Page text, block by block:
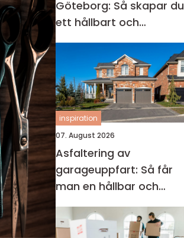
Göteborg: Så skapar du
ett hållbart och
modernt badrum
inspiration
07. August 2026
Asfaltering av
garageuppfart: Så får
man en hållbar och
snygg infart